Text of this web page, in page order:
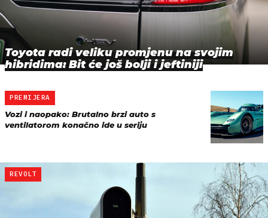
Toyota radi veliku promjenu na svojim
hibridima: Bit će još bolji i jeftiniji
PREMIJERA
Vozi i naopako: Brutalno brzi auto s
ventilatorom konačno ide u seriju
REVOLT